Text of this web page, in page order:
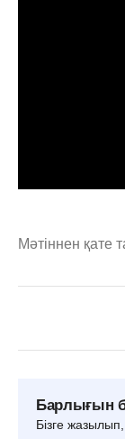
Мәтіннен қате
Барлығын
Бізге